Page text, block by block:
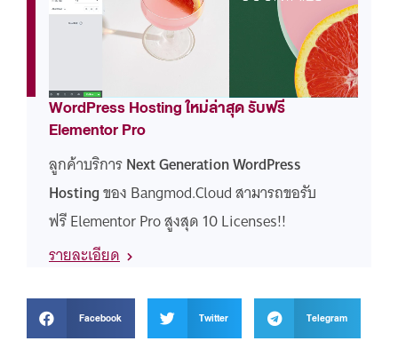
WordPress Hosting ใหม่ล่าสุด รับฟรี
Elementor Pro
ลูกค้าบริการNext Generation WordPress
Hostingของ Bangmod.Cloud สามารถขอรับ
ฟรี Elementor Pro สูงสุด 10 Licenses!!
รายละเอียด
Facebook Twitter Telegram